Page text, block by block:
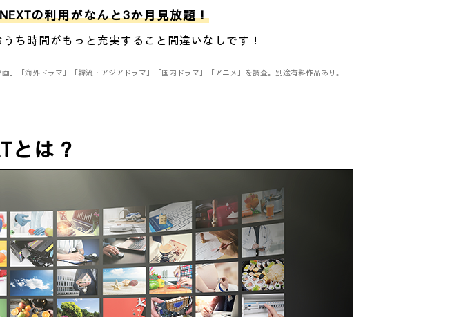
の利用がなんと3か月見放題！
ち時間がもっと充実すること間違いなしです！
「海外ドラマ」「韓流・アジアドラマ」「国内ドラマ」「アニメ」を調査。別途有料作品あり。
とは？